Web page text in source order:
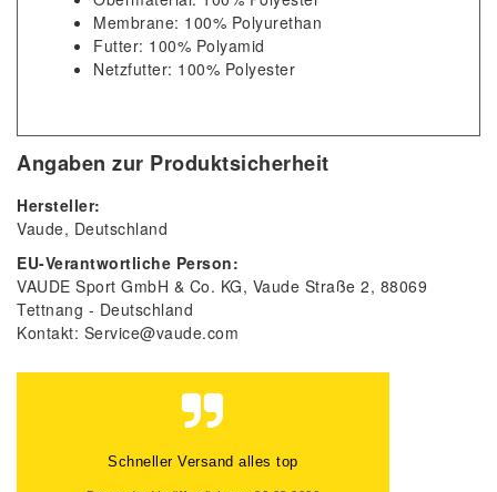
Membrane: 100% Polyurethan
Futter: 100% Polyamid
Netzfutter: 100% Polyester
Angaben zur Produktsicherheit
Hersteller:
Vaude Deutschland
EU-Verantwortliche Person:
VAUDE Sport GmbH & Co. KG Vaude Straße 2 88069
Tettnang
Deutschland
Kontakt: Service@vaude.com
Schneller Versand alles top